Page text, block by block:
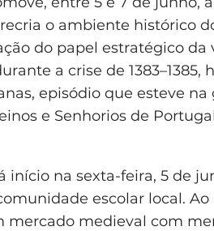
o ambiente histórico
do papel estratégico da
a crise de 1383–1385,
episódio que esteve
e Senhorios de
início na sexta-feira, 5 de
escolar local.
mercado medieval com